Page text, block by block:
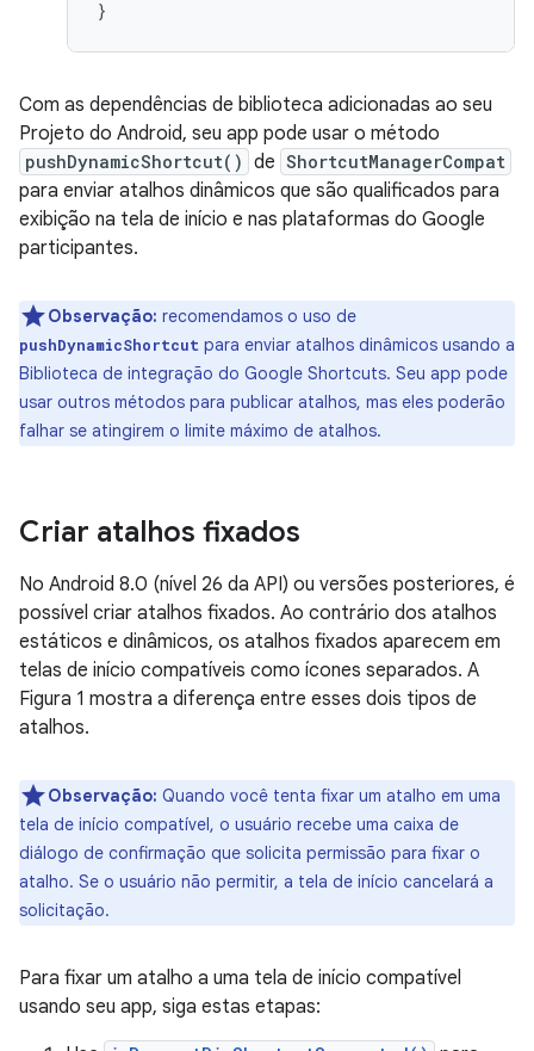
Com as dependências de biblioteca adicionadas ao seu
Projeto do Android, seu app pode usar o método
pushDynamicShortcut() de ShortcutManagerCompat
para enviar atalhos dinâmicos que são qualificados para
exibição na tela de início e nas plataformas do Google
participantes.
Observação: recomendamos o uso de
pushDynamicShortcut para enviar atalhos dinâmicos usando a
Biblioteca de integração do Google Shortcuts. Seu app pode
usar outros métodos para publicar atalhos, mas eles poderão
falhar se atingirem o limite máximo de atalhos.
Criar atalhos fixados
No Android 8.0 (nível 26 da API) ou versões posteriores, é
possível criar atalhos fixados. Ao contrário dos atalhos
estáticos e dinâmicos, os atalhos fixados aparecem em
telas de início compatíveis como ícones separados. A
Figura 1 mostra a diferença entre esses dois tipos de
atalhos.
Observação: Quando você tenta fixar um atalho em uma
tela de início compatível, o usuário recebe uma caixa de
diálogo de confirmação que solicita permissão para fixar o
atalho. Se o usuário não permitir, a tela de início cancelará a
solicitação.
Para fixar um atalho a uma tela de início compatível
usando seu app, siga estas etapas: